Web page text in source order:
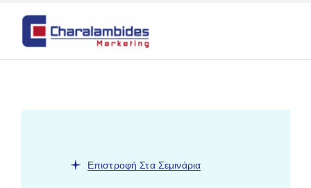
Επιστροφή Στα Σεμινάρια